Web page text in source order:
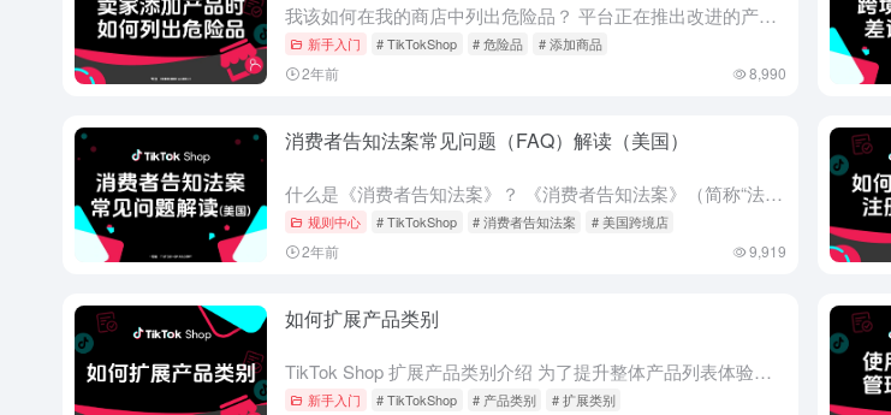
我该如何在我的商店中列出危险品？ 平台正在推出改进的产品上架体验，以确保在TikTok商店上传新产品的卖家完全遵守危险品法规。当卖家为他们的商店创建新的产品列表时，平台的新上架体验将自动检测潜在的危险...
新手入门 # TikTokShop # 危险品 # 添加商品
2年前 8,990
消费者告知法案常见问题（FAQ）解读（美国）
什么是《消费者告知法案》？ 《消费者告知法案》（简称“法案”）是于北京时间2023年6月27日生效的一项新的美国联邦法案。该法案有助于保护消费者在电商平台购物的体验和权益。该法案规定，在美国市场销售...
规则中心 # TikTokShop # 消费者告知法案 # 美国跨境店
2年前 9,919
如何扩展产品类别
TikTok Shop 扩展产品类别介绍 为了提升整体产品列表体验并简化您在 TikTok Shop 上添加新商品的过程，我们对产品分类结构进行了更新——现在您可以利用更详细的四到七级分类结构，更好地...
新手入门 # TikTokShop # 产品类别 # 扩展类别